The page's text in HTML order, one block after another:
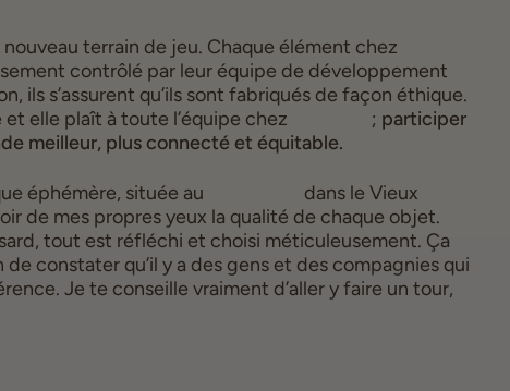
contrôlé par leur équipe de développement
ils s’assurent qu’ils sont fabriqués de façon éthique.
et elle plaît à toute l’équipe chez
; participer
meilleur, plus connecté et équitable.
éphémère, située au
dans le Vieux
de mes propres yeux la qualité de chaque objet.
tout est réfléchi et choisi méticuleusement. Ça
constater qu’il y a des gens et des compagnies qui
Je te conseille vraiment d’aller y faire un tour,